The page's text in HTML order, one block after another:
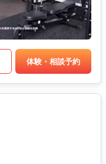
体験・相談予約